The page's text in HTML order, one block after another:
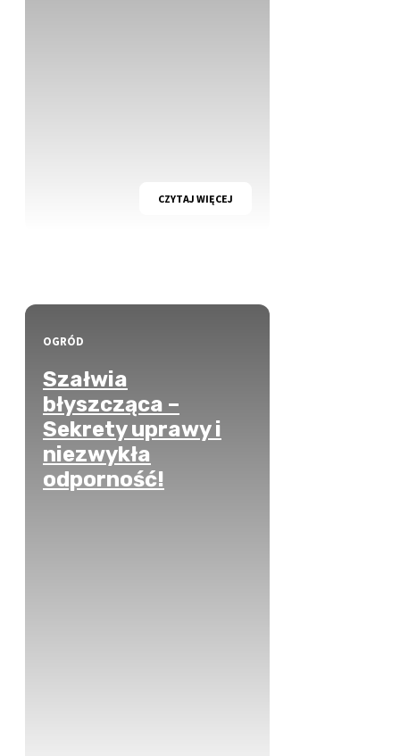
CZYTAJ WIĘCEJ
OGRÓD
Szałwia
błyszcząca –
Sekrety uprawy i
niezwykła
odporność!